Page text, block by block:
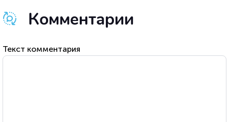
Комментарии
Текст комментария